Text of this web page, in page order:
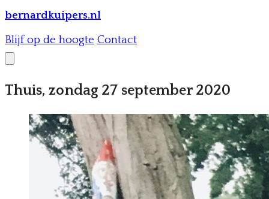
bernardkuipers.nl
Blijf op de hoogte Contact
Thuis, zondag 27 september 2020